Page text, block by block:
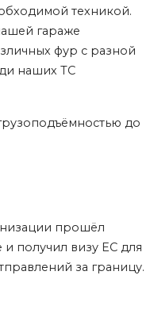
техникой.
гараже
фур с разной
наших ТС
до
прошёл
получил визу ЕС для
за границу.